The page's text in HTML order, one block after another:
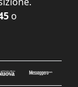
o